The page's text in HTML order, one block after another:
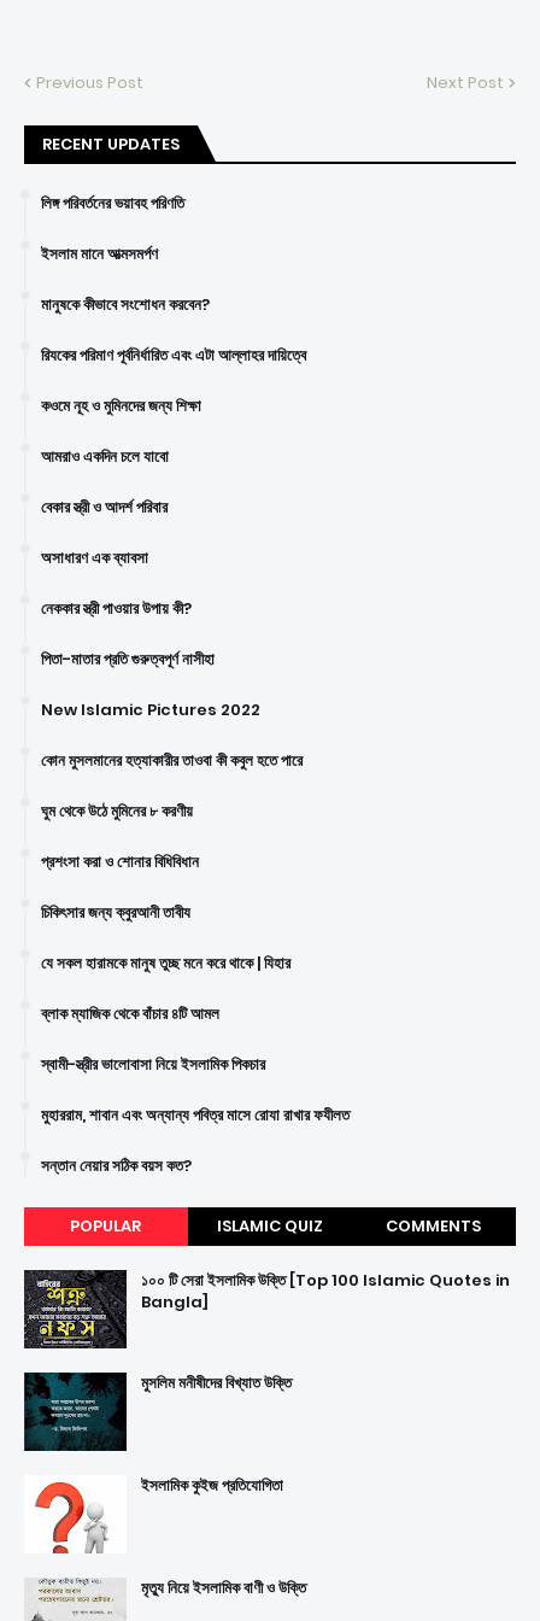
Previous Post Next Post
RECENT UPDATES
লিঙ্গ পরিবর্তনের ভয়াবহ পরিণতি
ইসলাম মানে আত্মসমর্পণ
মানুষকে কীভাবে সংশোধন করবেন?
রিযকের পরিমাণ পূর্বনির্ধারিত এবং এটা আল্লাহর দায়িত্বে
কওমে নূহ ও মুমিনদের জন্য শিক্ষা
আমরাও একদিন চলে যাবো
বেকার স্ত্রী ও আদর্শ পরিবার
অসাধারণ এক ব্যাবসা
নেককার স্ত্রী পাওয়ার উপায় কী?
পিতা-মাতার প্রতি গুরুত্বপূর্ণ নাসীহা
New Islamic Pictures 2022
কোন মুসলমানের হত্যাকারীর তাওবা কী কবুল হতে পারে
ঘুম থেকে উঠে মুমিনের ৮ করণীয়
প্রশংসা করা ও শোনার বিধিবিধান
চিকিৎসার জন্য ক্বুরআনী তাবীয
যে সকল হারামকে মানুষ তুচ্ছ মনে করে থাকে | যিহার
ব্লাক ম্যাজিক থেকে বাঁচার ৪টি আমল
স্বামী-স্ত্রীর ভালোবাসা নিয়ে ইসলামিক পিকচার
মুহাররাম, শাবান এবং অন্যান্য পবিত্র মাসে রোযা রাখার ফযীলত
সন্তান নেয়ার সঠিক বয়স কত?
POPULAR ISLAMIC QUIZ COMMENTS
১০০ টি সেরা ইসলামিক উক্তি [Top 100 Islamic Quotes in
Bangla]
মুসলিম মনীষীদের বিখ্যাত উক্তি
ইসলামিক কুইজ প্রতিযোগিতা
মৃত্যু নিয়ে ইসলামিক বাণী ও উক্তি